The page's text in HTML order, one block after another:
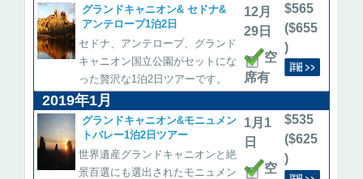
グランドキャニオン& セドナ&
アンテロープ1泊2日
セドナ、アンテロープ、グランド
キャニオン国立公園がセットにな
った贅沢な1泊2日ツアーです。
12月
29日
空
席有
$565
($655
)
2019年1月
グランドキャニオン&モニュメン
トバレー1泊2日ツアー
世界遺産グランドキャニオンと絶
景百選にも選出されたモニュメン
1月1
日
空
$535
($625
)